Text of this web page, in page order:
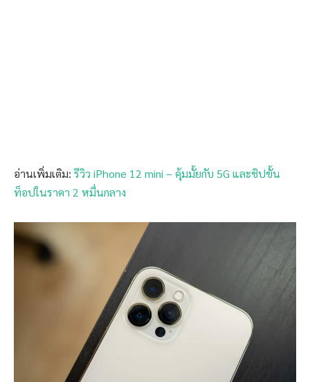
อ่านเพิ่มเติม:รีวิว iPhone 12 mini – คุ้มมั้ยกับ 5G และชิปขั้น
ท็อปในราคา 2 หมื่นกลาง